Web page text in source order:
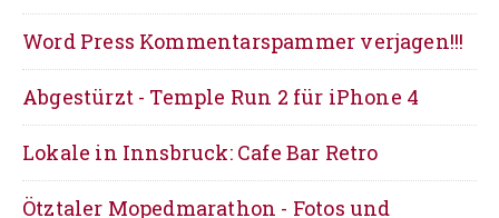
Word Press Kommentarspammer verjagen!!!
Abgestürzt - Temple Run 2 für iPhone 4
Lokale in Innsbruck: Cafe Bar Retro
Ötztaler Mopedmarathon - Fotos und